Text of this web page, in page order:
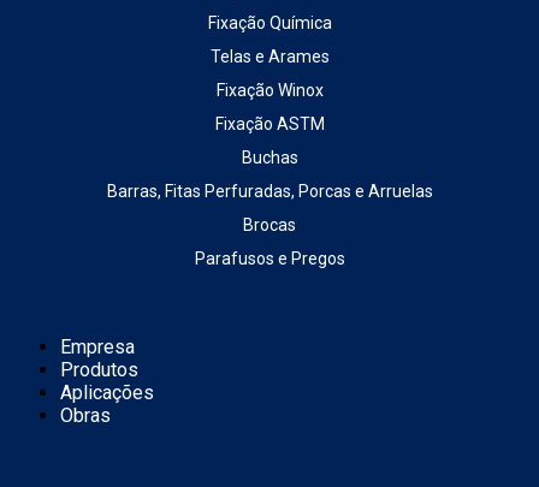
Fixação Química
Telas e Arames
Fixação Winox
Fixação ASTM
Buchas
Barras, Fitas Perfuradas, Porcas e Arruelas
Brocas
Parafusos e Pregos
Empresa
Produtos
Aplicações
Obras